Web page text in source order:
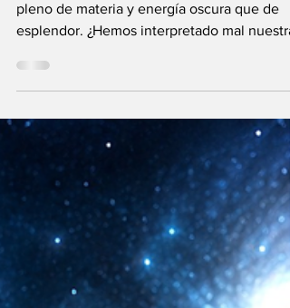
La ciencia revela que el Universo está más
pleno de materia y energía oscura que de
esplendor. ¿Hemos interpretado mal
diferencias?